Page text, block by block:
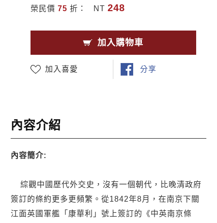
榮民價 75 折： NT 248
加入購物車
加入喜愛 分享
內容介紹
內容簡介:
綜觀中國歷代外交史，沒有一個朝代，比晚清政府
簽訂的條約更多更頻繁。從1842年8月，在南京下關
江面英國軍艦「康華利」號上簽訂的《中英南京條